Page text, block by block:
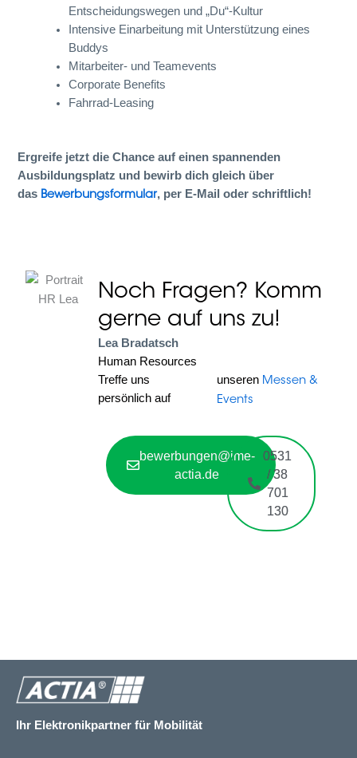
Entscheidungswegen und „Du“-Kultur
Intensive Einarbeitung mit Unterstützung eines
Buddys
Mitarbeiter- und Teamevents
Corporate Benefits
Fahrrad-Leasing
Ergreife jetzt die Chance auf einen spannenden
Ausbildungsplatz und bewirb dich gleich über
das Bewerbungsformular, per E-Mail oder schriftlich!
Noch Fragen? Komm
gerne auf uns zu!
Lea Bradatsch
Human Resources
Treffe uns
persönlich auf
unseren Messen &
Events
bewerbungen@ime-
actia.de
0531
/ 38
701
130
Ihr Elektronikpartner für Mobilität